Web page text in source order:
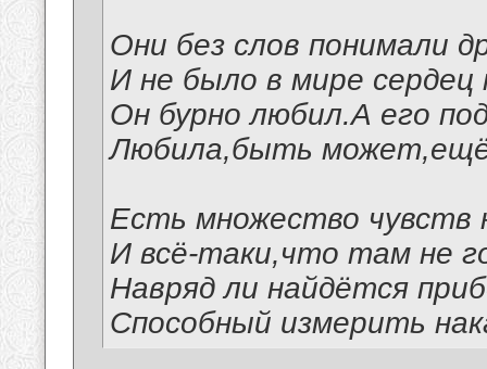
Они без слов понимали
И не было в мире сердец
Он бурно любил.А его
Любила,быть может,ещё
Есть множество чувств
И всё-таки,что там не
Навряд ли найдётся
Способный измерить